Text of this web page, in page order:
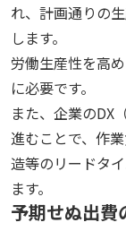
れ、計画通りの
します。
労働生産性を高
に必要です。
また、企業のDX
進むことで、作
造等のリードタ
ます。
予期せぬ出費